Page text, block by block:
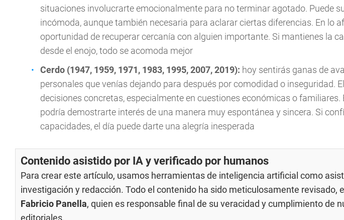
situaciones involucrarte emocionalmente para no terminar agotado. Puede
incómoda, aunque también necesaria para aclarar ciertas diferencias. En lo
oportunidad de recuperar cercanía con alguien importante. Si mantienes la
desde el enojo, todo se acomoda mejor
Cerdo (1947, 1959, 1971, 1983, 1995, 2007, 2019): hoy sentirás ganas de
personales que venías dejando para después por comodidad o inseguridad.
decisiones concretas, especialmente en cuestiones económicas o familiares.
podría demostrarte interés de una manera muy espontánea y sincera. Si
capacidades, el día puede darte una alegría inesperada
Contenido asistido por IA y verificado por humanos
Para crear este artículo, usamos herramientas de inteligencia artificial como
investigación y redacción. Todo el contenido ha sido meticulosamente revisado,
Fabricio Panella, quien es responsable final de su veracidad y cumplimiento de
editoriales.